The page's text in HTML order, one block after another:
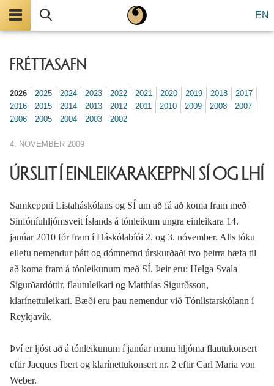
EN
FRÉTTASAFN
2026 2025 2024 2023 2022 2021 2020 2019 2018
2017
2016
2015 2014 2013 2012 2011 2010 2009 2008
2007
2006
2005 2004 2003 2002
4. NÓVEMBER 2009
ÚRSLIT Í EINLEIKARAKEPPNI SÍ OG LHÍ
Samkeppni Listaháskólans og SÍ um að fá að koma fram með
Sinfóníuhljómsveit Íslands á tónleikum ungra einleikara 14.
janúar 2010 fór fram í Háskólabíói 2. og 3. nóvember. Alls tóku
ellefu nemendur þátt og dómnefnd úrskurðaði tvo þeirra hæfa til
að koma fram á tónleikunum með SÍ. Þeir eru: Helga Svala
Sigurðardóttir, flautuleikari og Matthías Sigurðsson,
klarínettuleikari. Bæði eru þau nemendur við Tónlistarskólann í
Reykjavík.
Því er ljóst að á tónleikunum í janúar munu hljóma flautukonsert
eftir Jacques Ibert og klarínettukonsert nr. 2 eftir Carl Maria von
Weber.